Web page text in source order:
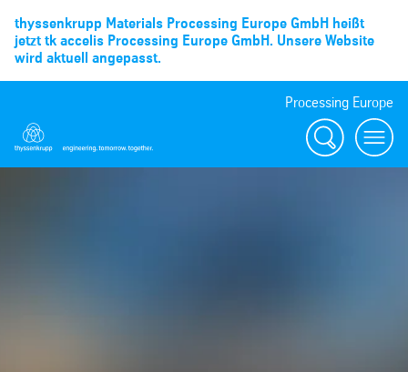
thyssenkrupp Materials Processing Europe GmbH heißt
jetzt tk accelis Processing Europe GmbH. Unsere Website
wird aktuell angepasst.
Processing Europe
Suche
menu